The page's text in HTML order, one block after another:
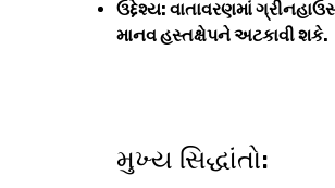
ઉદ્દેશ્ય: વાતાવરણમાં
માનવ હસ્તક્ષેપને અટકાવી શકે.
મુખ્ય સિદ્ધાંતો: